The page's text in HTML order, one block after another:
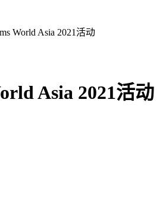
World Asia 2021活动
Asia 2021活动